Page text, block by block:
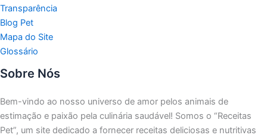
Transparência
Blog Pet
Mapa do Site
Glossário
Sobre Nós
Bem-vindo ao nosso universo de amor pelos animais de
estimação e paixão pela culinária saudável! Somos o “Receitas
Pet”, um site dedicado a fornecer receitas deliciosas e nutritivas